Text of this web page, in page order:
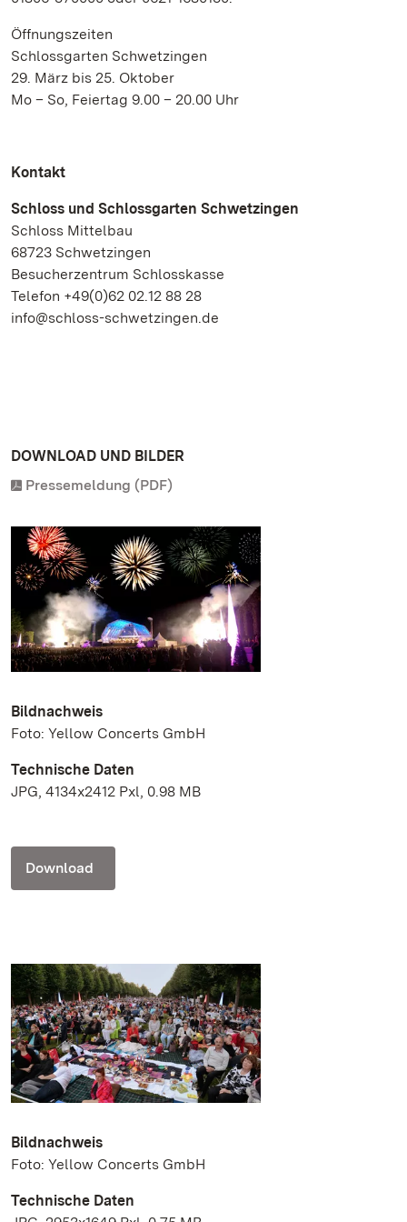
Öffnungszeiten
Schlossgarten Schwetzingen
29. März bis 25. Oktober
Mo – So, Feiertag 9.00 – 20.00 Uhr
Kontakt
Schloss und Schlossgarten Schwetzingen
Schloss Mittelbau
68723 Schwetzingen
Besucherzentrum Schlosskasse
Telefon +49(0)62 02.12 88 28
info@schloss-schwetzingen.de
DOWNLOAD UND BILDER
Pressemeldung (PDF)
Bildnachweis
Foto: Yellow Concerts GmbH
Technische Daten
JPG, 4134x2412 Pxl, 0.98 MB
Download
Bildnachweis
Foto: Yellow Concerts GmbH
Technische Daten